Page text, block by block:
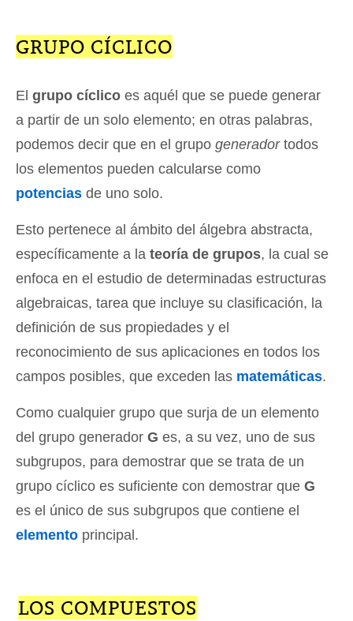
GRUPO CÍCLICO
El grupo cíclico es aquél que se puede generar
a partir de un solo elemento; en otras palabras,
podemos decir que en el grupo generadortodos
los elementos pueden calcularse como
potencias de uno solo.
Esto pertenece al ámbito del álgebra abstracta,
específicamente a la teoría de grupos, la cual se
enfoca en el estudio de determinadas estructuras
algebraicas, tarea que incluye su clasificación, la
definición de sus propiedades y el
reconocimiento de sus aplicaciones en todos los
campos posibles, que exceden las matemáticas.
Como cualquier grupo que surja de un elemento
del grupo generador G es, a su vez, uno de sus
subgrupos, para demostrar que se trata de un
grupo cíclico es suficiente con demostrar que G
es el único de sus subgrupos que contiene el
elemento principal.
LOS COMPUESTOS